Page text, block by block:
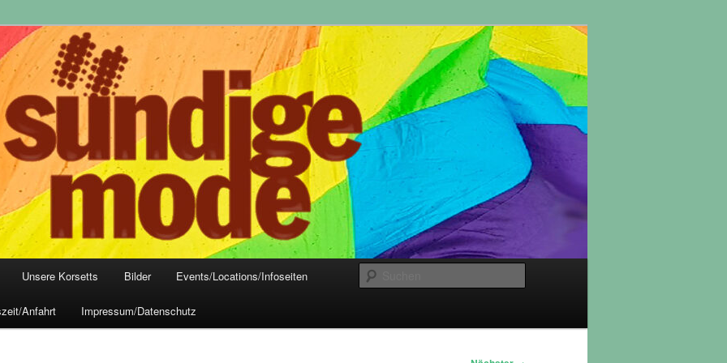
Frankfurt
Mode, Club- und Dark-Wear seit 2004
Unsere Korsetts Bilder Events/Locations/Infoseiten
Anfahrt Impressum/Datenschutz